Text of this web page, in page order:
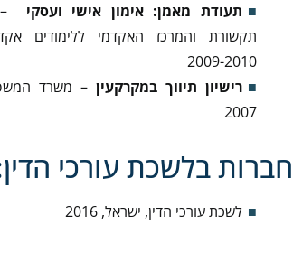
תעודת מאמן: אימון אישי ועסקי –
תקשורת והמרכז האקדמי ללימודים
2009-2010
רישיון תיווך במקרקעין– משרד
2007
חברות בלשכת עורכי
לשכת עורכי הדין, ישראל, 2016